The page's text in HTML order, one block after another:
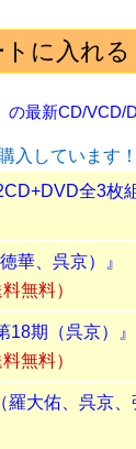
の最新CD/VCD/
入しています！
全3枚
華、呉京）』
無料）
18期（呉京）』
無料）
羅大佑、呉京